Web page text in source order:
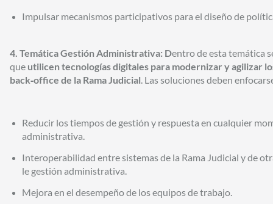
Impulsar mecanismos participativos para el diseño de
4. Temática Gestión Administrativa: Dentro de esta temática
que utilicen tecnologías digitales para modernizar y agilizar
back‑office de la Rama Judicial. Las soluciones deben
Reducir los tiempos de gestión y respuesta en cualquier
administrativa.
Interoperabilidad entre sistemas de la Rama Judicial y de
le gestión administrativa.
Mejora en el desempeño de los equipos de trabajo.